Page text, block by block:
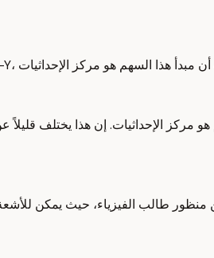
منظور طالب الفيزياء، حيث يمكن